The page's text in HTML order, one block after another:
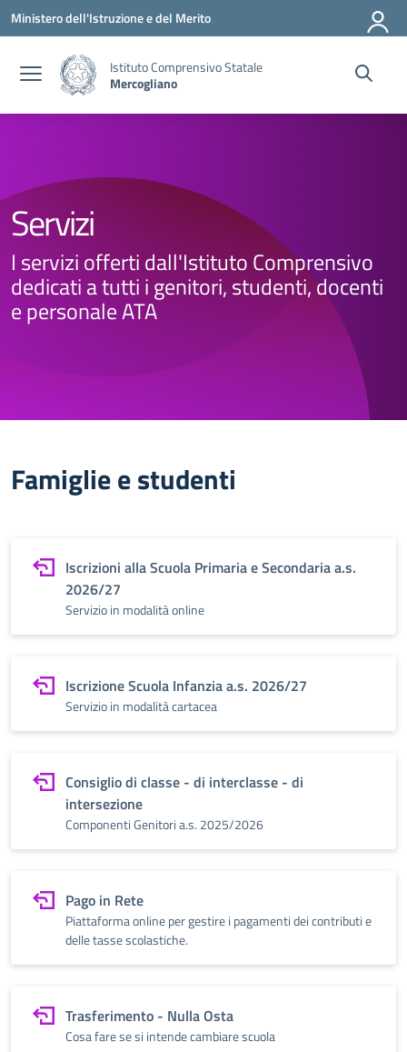
Vai ai contenuti
Vai al menu di navigazione
Vai al footer
Ministero dell'Istruzione e del Merito
Istituto Comprensivo Statale
Mercogliano
Servizi
I servizi offerti dall'Istituto Comprensivo
dedicati a tutti i genitori, studenti, docenti
e personale ATA
Famiglie e studenti
Iscrizioni alla Scuola Primaria e Secondaria a.s.
2026/27
Servizio in modalità online
Iscrizione Scuola Infanzia a.s. 2026/27
Servizio in modalità cartacea
Consiglio di classe - di interclasse - di
intersezione
Componenti Genitori a.s. 2025/2026
Pago in Rete
Piattaforma online per gestire i pagamenti dei contributi e
delle tasse scolastiche.
Trasferimento - Nulla Osta
Cosa fare se si intende cambiare scuola